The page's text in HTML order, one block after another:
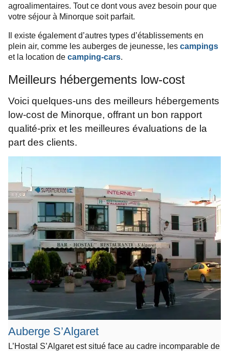
agroalimentaires. Tout ce dont vous avez besoin pour que
votre séjour à Minorque soit parfait.
Il existe égalementd’autres types d’établissements en
plein air, comme les auberges de jeunesse, les campings
et la location de camping-cars.
Meilleurs hébergements low-cost
Voici quelques-uns des meilleurs hébergements
low-cost de Minorque, offrant un bon rapport
qualité-prix et les meilleures évaluations de la
part des clients.
Auberge S’Algaret
L’Hostal S’Algaret est situé face au cadre incomparable de